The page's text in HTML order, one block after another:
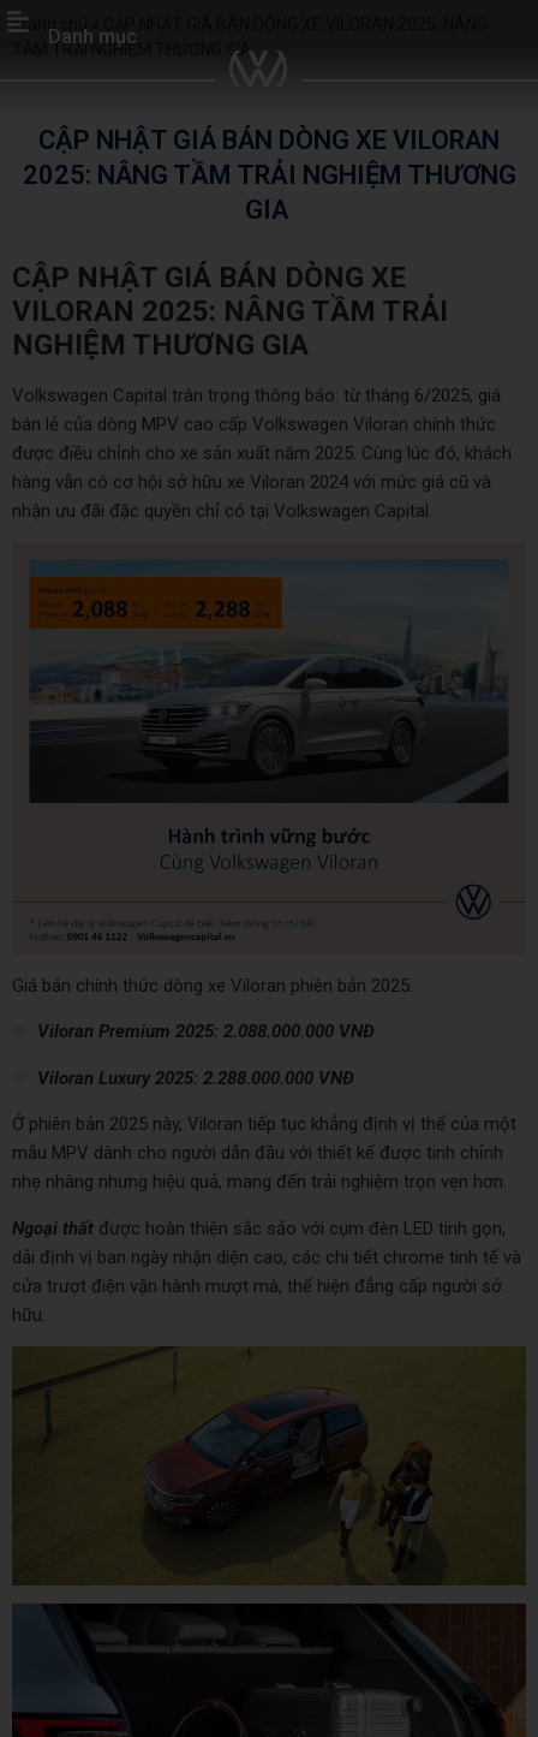
Danh mục
Trang chủ
TẦM TRẢI NGHIỆM THƯƠNG GIA
CẬP NHẬT GIÁ BÁN DÒNG XE VILORAN
2025: NÂNG TẦM TRẢI NGHIỆM THƯƠNG
GIA
CẬP NHẬT GIÁ BÁN DÒNG XE
VILORAN 2025: NÂNG TẦM TRẢI
NGHIỆM THƯƠNG GIA
Volkswagen Capital trân trọng thông báo: từ tháng 6/2025, giá
bán lẻ của dòng MPV cao cấp Volkswagen Viloran chính thức
được điều chỉnh cho xe sản xuất năm 2025. Cùng lúc đó, khách
hàng vẫn có cơ hội sở hữu xe Viloran 2024 với mức giá cũ và
nhận ưu đãi đặc quyền chỉ có tại Volkswagen Capital.
Giá bán chính thức dòng xe Viloran phiên bản 2025:
Viloran Premium 2025: 2.088.000.000 VNĐ
Viloran Luxury 2025: 2.288.000.000 VNĐ
Ở phiên bản 2025 này, Viloran tiếp tục khẳng định vị thế của một
mẫu MPV dành cho người dẫn đầu với thiết kế được tinh chỉnh
nhẹ nhàng nhưng hiệu quả, mang đến trải nghiệm trọn vẹn hơn.
Ngoại thất được hoàn thiện sắc sảo với cụm đèn LED tinh gọn,
dải định vị ban ngày nhận diện cao, các chi tiết chrome tinh tế và
cửa trượt điện vận hành mượt mà, thể hiện đẳng cấp người sở
hữu.